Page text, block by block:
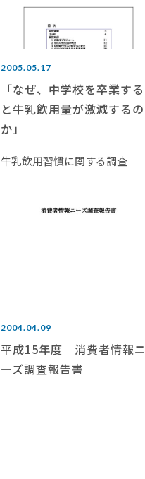
2005.05.17
「なぜ、中学校を卒業する
と牛乳飲用量が激減するの
か」
牛乳飲用習慣に関する調査
2004.04.09
平成15年度 消費者情報ニ
ーズ調査報告書